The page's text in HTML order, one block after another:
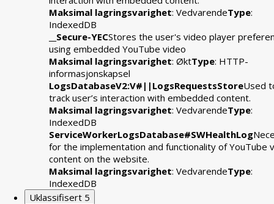
Maksimal lagringsvarighet: VedvarendeType:
IndexedDB
__Secure-YECStores the user's video player
using embedded YouTube video
Maksimal lagringsvarighet: ØktType: HTTP-
informasjonskapsel
LogsDatabaseV2:V#||LogsRequestsStoreUsed
track user’s interaction with embedded content.
Maksimal lagringsvarighet: VedvarendeType:
IndexedDB
ServiceWorkerLogsDatabase#SWHealthLog
for the implementation and functionality of YouTube
content on the website.
Maksimal lagringsvarighet: VedvarendeType:
IndexedDB
Uklassifisert 5